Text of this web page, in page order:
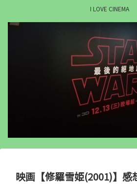
I LOVE CINEMA
映画【修羅雪姫(2001)】感